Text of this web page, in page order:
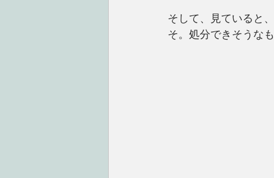
そして、見ていると
そ。処分できそうな